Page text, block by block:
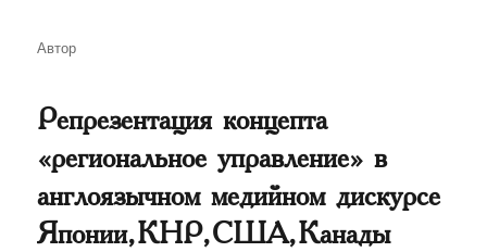
Автор
Автор
Репрезентация концепта
«региональное управление» в
англоязычном медийном дискурсе
Японии, КНР, США, Канады